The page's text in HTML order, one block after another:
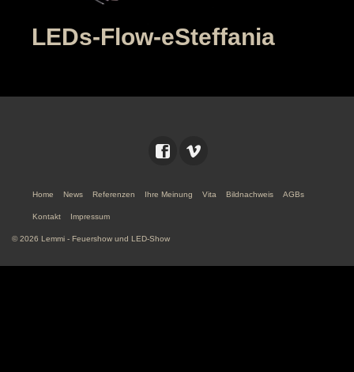
LEDs-Flow-eSteffania
Home News Referenzen Ihre Meinung Vita Bildnachweis AGBs
Kontakt Impressum
© 2026 Lemmi - Feuershow und LED-Show